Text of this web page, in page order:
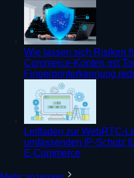
Wie lassen sich Risiken
Commerce-Konten mit
Fingerprinterkennung
Leitfaden zur WebRTC-
umfassenden IP-Schutz
E-Commerce